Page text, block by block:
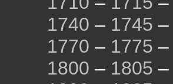
1740 – 1745 –
1770 – 1775 –
1800 – 1805 –